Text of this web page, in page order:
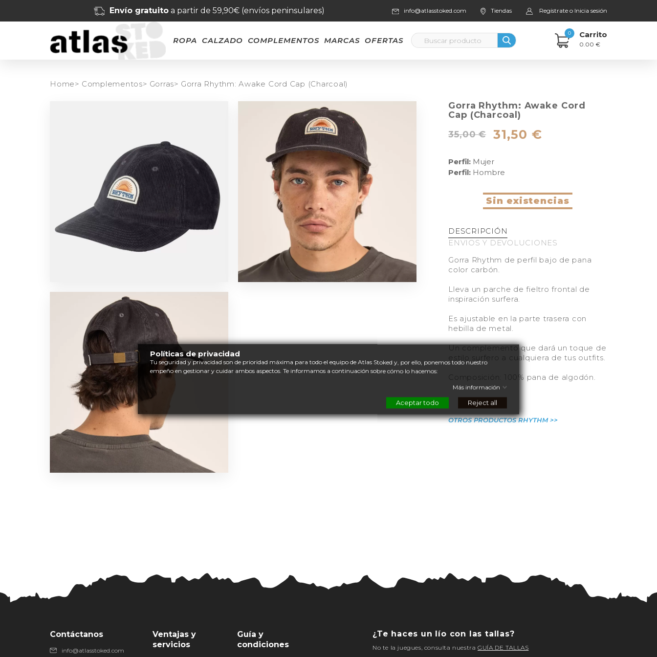
Envío gratuitoa partir de 59,90€ (envíos peninsulares) info@atlasstoked.com Tiendas Regístrate o Inicia sesión
ROPA CALZADO COMPLEMENTOS MARCAS OFERTAS
0 Carrito
0.00 €
Home> Complementos> Gorras> Gorra Rhythm: Awake Cord Cap (Charcoal)
Gorra Rhythm: Awake Cord
Cap (Charcoal)
35,00 €
31,50 €
Perfil: Mujer
Perfil: Hombre
Sin existencias
DESCRIPCIÓN
ENVIOS Y DEVOLUCIONES
Gorra Rhythm de perfil bajo de pana
color carbón.
Lleva un parche de fieltro frontal de
inspiración surfera.
Es ajustable en la parte trasera con
hebilla de metal.
Un complemento que dará un toque de
estilo surfero a cualquiera de tus outfits.
Composición: 100% pana de algodón.
OTROS PRODUCTOS RHYTHM >>
Contáctanos
info@atlasstoked.com
Ventajas y
servicios
Guía y
condiciones
¿Te haces un lío con las tallas?
No te la juegues, consulta nuestra GUÍA DE TALLAS
Políticas de privacidad
Tu seguridad y privacidad son de prioridad máxima para todo el equipo de Atlas Stoked y, por ello, ponemos todo nuestro
empeño en gestionar y cuidar ambos aspectos. Te informamos a continuación sobre cómo lo hacemos:
Más información
Aceptar todo Reject all